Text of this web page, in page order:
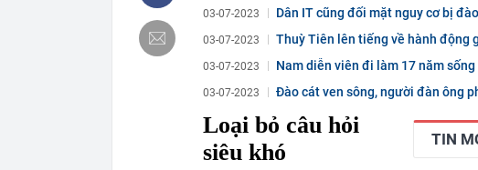
Tiếp viên tàu cao tốc quỳ
sao nhiều hơn ở nhà, bay
22:34
Cụ bà 70 tuổi có xương
22:34
Ngôi nhà chứa đựng tâm
22:31
Giá vàng vượt 4.300 USD/
Một doanh nghiệp dầu khí
03-07-2023
Dân IT cũng đối mặt nguy cơ bị
03-07-2023 Thuỳ Tiên lên tiếng về hành động
03-07-2023 Nam diễn viên đi làm 17 năm
03-07-2023 Đào cát ven sông, người đàn ông
TIN
Loại bỏ câu hỏi
siêu khó